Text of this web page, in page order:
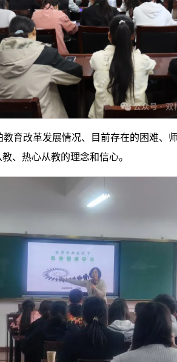
育改革发展情况、目前存在的困难、
、热心从教的理念和信心。